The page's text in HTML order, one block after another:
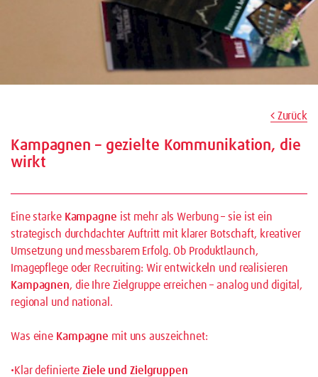
Zurück
Kampagnen – gezielte Kommunikation, die
wirkt
Eine starke Kampagne ist mehr als Werbung – sie ist ein
strategisch durchdachter Auftritt mit klarer Botschaft, kreativer
Umsetzung und messbarem Erfolg. Ob Produktlaunch,
Imagepflege oder Recruiting: Wir entwickeln und realisieren
Kampagnen, die Ihre Zielgruppe erreichen – analog und digital,
regional und national.
Was eine Kampagne mit uns auszeichnet:
•Klar definierteZiele und Zielgruppen